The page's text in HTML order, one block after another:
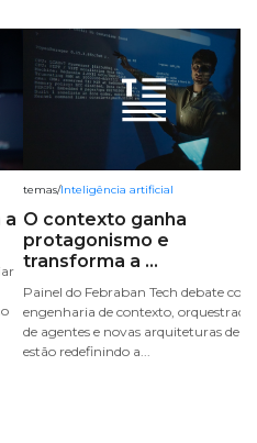
a
temas/Inteligência artificial
O contexto ganha
protagonismo e
transforma a ...
Painel do Febraban Tech debate
engenharia de contexto,
de agentes e novas arquiteturas de IA
estão redefinindo a...